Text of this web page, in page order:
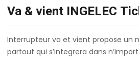
Va & vient INGELEC
Interrupteur va et vient propose un
partout qui s’integrera dans